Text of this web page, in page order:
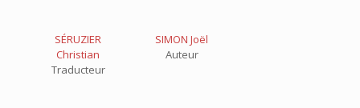
SÉRUZIER
Christian
Traducteur
SIMON Joël
Auteur